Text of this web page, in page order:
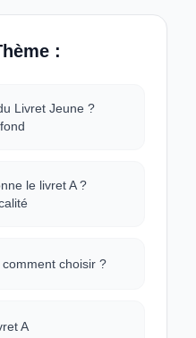
:
Livret Jeune ?
le livret A ?
choisir ?
A